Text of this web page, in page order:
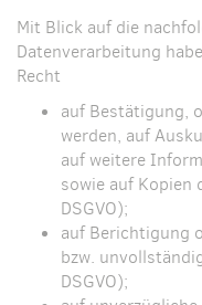
Mit Blick auf die
Datenverarbeitung
Recht
auf Bestätigung,
werden, auf
auf weitere
sowie auf Kopien
DSGVO);
auf Berichtigung
bzw.
DSGVO);